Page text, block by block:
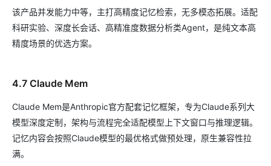
该产品并发能力中等，主打高精度记忆检索，无多模态拓展。适配
科研实验、深度长会话、高精准度数据分析类Agent，是纯文本高
精度场景的优选方案。
4.7 Claude Mem
Claude Mem是Anthropic官方配套记忆框架，专为Claude系列大
模型深度定制，架构与流程完全适配模型上下文窗口与推理逻辑。
记忆内容会按照Claude模型的最优格式做预处理，原生兼容性拉
满。